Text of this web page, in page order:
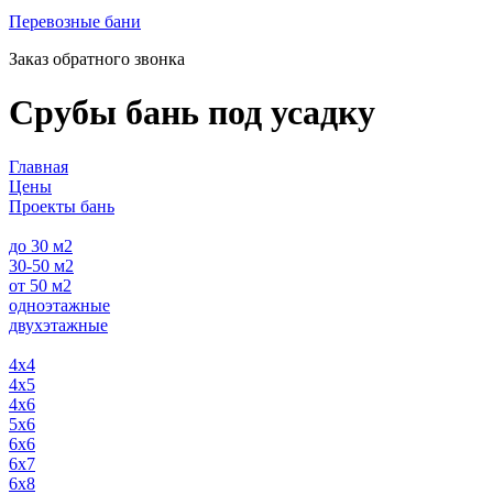
Перевозные бани
Заказ обратного звонка
Срубы бань под усадку
Главная
Цены
Проекты бань
до 30 м2
30-50 м2
от 50 м2
одноэтажные
двухэтажные
4х4
4х5
4х6
5х6
6х6
6х7
6х8